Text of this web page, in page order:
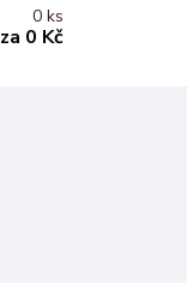
0ks
za 0 Kč